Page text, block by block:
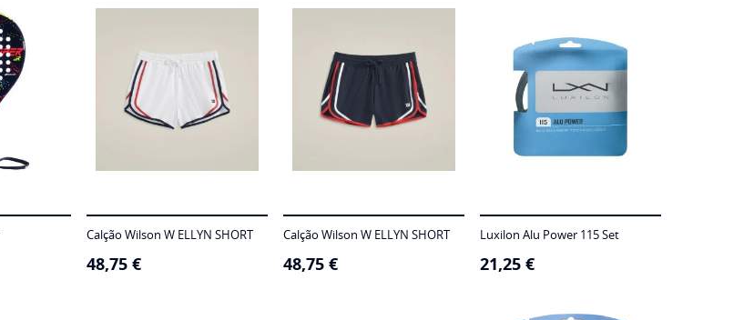
Calção Wilson W ELLYN SHORT
48,75 €
Calção Wilson W ELLYN SHORT
48,75 €
Luxilon Alu Power 115 Set
21,25 €